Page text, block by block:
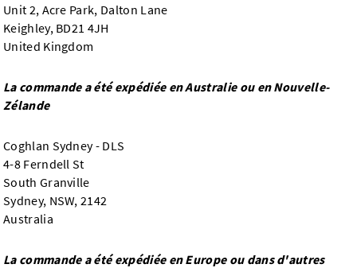
Unit 2, Acre Park, Dalton Lane
Keighley, BD21 4JH
United Kingdom
La commande a été expédiée en Australie ou en Nouvelle-
Zélande
Coghlan Sydney - DLS
4-8 Ferndell St
South Granville
Sydney, NSW, 2142
Australia
La commande a été expédiée en Europe ou dans d'autres